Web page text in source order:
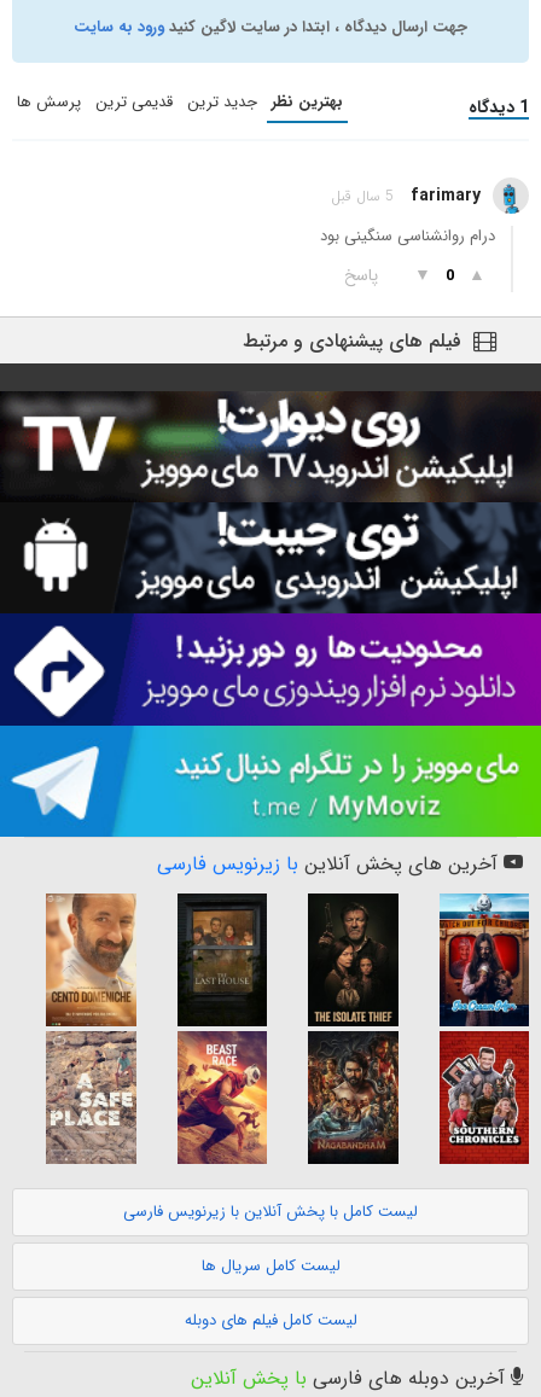
جهت ارسال دیدگاه ، ابتدا در سایت لاگین کنیدورود به سایت
1 دیدگاه بهترین نظر جدید ترین قدیمی ترین پرسش ها
farimary 5 سال قبل
درام روانشناسی سنگینی بود
▲
0
▼ پاسخ
فیلم های پیشنهادی و مرتبط
آخرین های پخش آنلاین با زیرنویس فارسی
لیست کامل با پخش آنلاین با زیرنویس فارسی
لیست کامل سریال ها
لیست کامل فیلم های دوبله
آخرین دوبله های فارسی با پخش آنلاین